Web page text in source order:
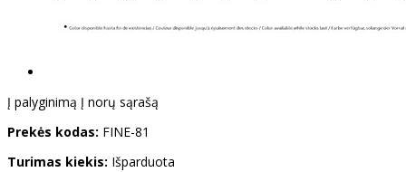
Į palyginimą Į norų sąrašą
Prekės kodas: FINE-81
Turimas kiekis: Išparduota